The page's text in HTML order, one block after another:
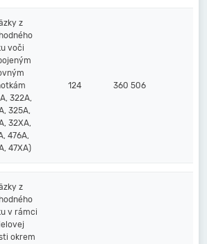
z
voči
322A,
325A,
32XA,
476A,
47XA)
124 360 506
z
v rámci
okrem